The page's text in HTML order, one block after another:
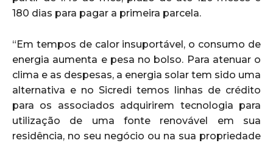
180 dias para pagar a primeira parcela.
“Em tempos de calor insuportável, o consumo de
energia aumenta e pesa no bolso. Para atenuar o
clima e as despesas, a energia solar tem sido uma
alternativa e no Sicredi temos linhas de crédito
para os associados adquirirem tecnologia para
utilização de uma fonte renovável em sua
residência, no seu negócio ou na sua propriedade